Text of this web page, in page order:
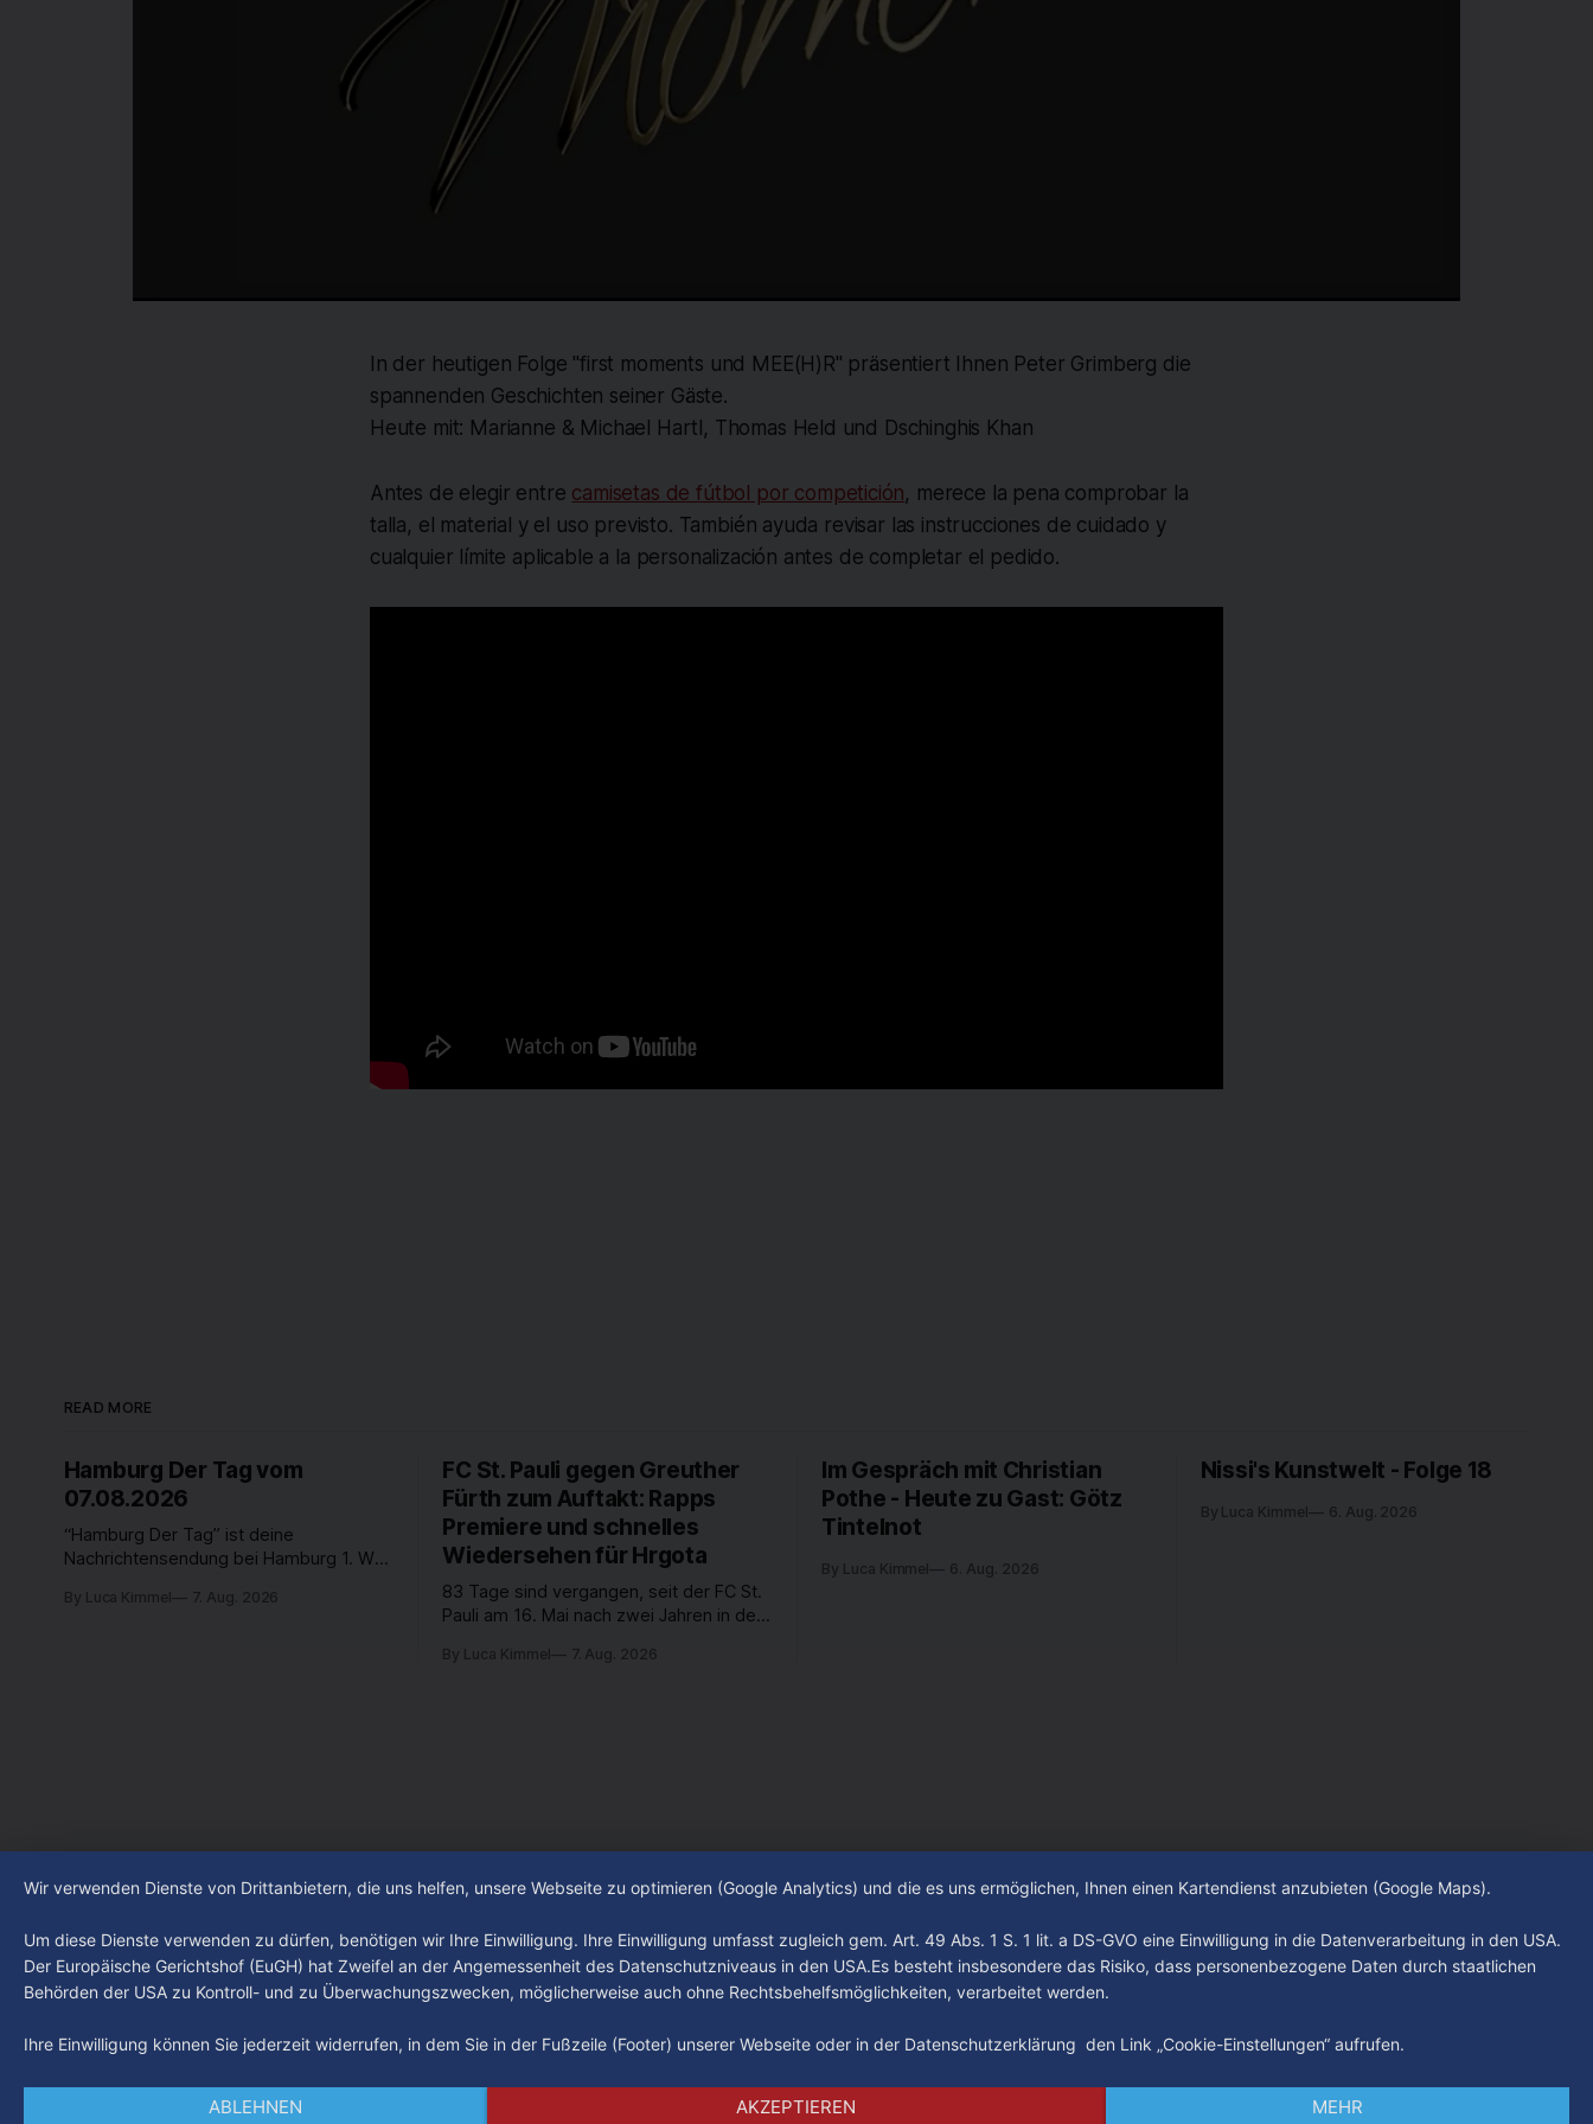
In der heutigen Folge "first moments und MEE(H)R" präsentiert Ihnen Peter Grimberg die
spannenden Geschichten seiner Gäste.
Heute mit: Marianne & Michael Hartl, Thomas Held und Dschinghis Khan
Antes de elegir entre camisetas de fútbol por competición, merece la pena comprobar la
talla, el material y el uso previsto. También ayuda revisar las instrucciones de cuidado y
cualquier límite aplicable a la personalización antes de completar el pedido.
READ MORE
Hamburg Der Tag vom
07.08.2026
“Hamburg Der Tag” ist deine
Nachrichtensendung bei Hamburg 1. Was
beschäftigt die Hamburgerinnen und
By Luca Kimmel 7. Aug. 2026
FC St. Pauli gegen Greuther
Fürth zum Auftakt: Rapps
Premiere und schnelles
Wiedersehen für Hrgota
83 Tage sind vergangen, seit der FC St.
Pauli am 16. Mai nach zwei Jahren in der
abgestiegen ist. In dieser Zeit erlebte
By Luca Kimmel 7. Aug. 2026
Im Gespräch mit Christian
Pothe - Heute zu Gast: Götz
Tintelnot
By Luca Kimmel 6. Aug. 2026
Nissi's Kunstwelt - Folge 18
By Luca Kimmel 6. Aug. 2026
ImpressumDatenschutzAGB
Wir verwenden Dienste von Drittanbietern, die uns helfen, unsere Webseite zu optimieren (Google Analytics) und die es uns ermöglichen, Ihnen einen Kartendienst anzubieten (Google Maps).
Um diese Dienste verwenden zu dürfen, benötigen wir Ihre Einwilligung. Ihre Einwilligung umfasst zugleich gem. Art. 49 Abs. 1 S. 1 lit. a DS-GVO eine Einwilligung in die Datenverarbeitung in den USA.
Der Europäische Gerichtshof (EuGH) hat Zweifel an der Angemessenheit des Datenschutzniveaus in den USA.Es besteht insbesondere das Risiko, dass personenbezogene Daten durch staatlichen
Behörden der USA zu Kontroll- und zu Überwachungszwecken, möglicherweise auch ohne Rechtsbehelfsmöglichkeiten, verarbeitet werden.
Ihre Einwilligung können Sie jederzeit widerrufen, in dem Sie in der Fußzeile (Footer) unserer Webseite oder in der Datenschutzerklärung den Link „Cookie-Einstellungen“ aufrufen.
ABLEHNEN AKZEPTIEREN MEHR